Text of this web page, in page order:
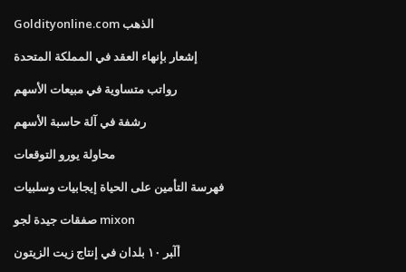
Goldityonline.com الذهب
إشعار بإنهاء العقد في المملكة المتحدة
رواتب متساوية في مبيعات الأسهم
رشفة في آلة حاسبة الأسهم
محاولة يورو التوقعات
فهرسة التأمين على الحياة إيجابيات وسلبيات
صفقات جيدة لجو mixon
أآﺒﺮ ١٠ ﺑﻠﺪان ﻓﻲ إﻧﺘﺎج زﻳﺖ اﻟﺰﻳﺘﻮن